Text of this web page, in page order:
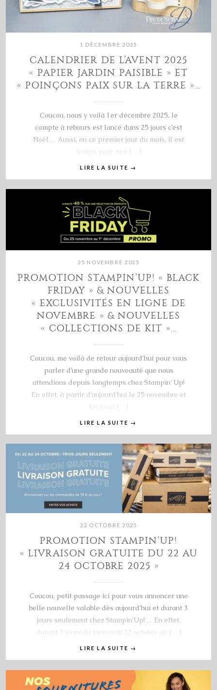
1 DÉCEMBRE 2025
CALENDRIER DE L’AVENT 2025
« PAPIER JARDIN PAISIBLE » ET
« POINÇONS PAIX SUR LA TERRE »…
Coucou, nous y voilà 1er décembre 2025, le
compte à rebours est lancé dans 25 jours c’est
Noël… Aussi, en ce premier jour du mois, il est
temps pour moi […]
LIRE LA SUITE →
25 NOVEMBRE 2025
PROMOTION STAMPIN’UP! « BLACK
FRIDAY » & NOUVELLES
« EXCLUSIVITÉS EN LIGNE DE
NOVEMBRE » & NOUVELLES
« COLLECTIONS DE KIT »…
Coucou, me voilà de retour aujourd’hui pour vous
parler d’une grande nouveauté que nous
attendions depuis longtemps chez Stampin’ Up!
En effet, à partir d’aujourd’hui le 25 novembre et
jusqu’au […]
LIRE LA SUITE →
22 OCTOBRE 2025
PROMOTION STAMPIN’UP!
« LIVRAISON GRATUITE DU 22 AU
24 OCTOBRE 2025 »
Coucou, petit passage ici pour vous annoncer une
belle nouvelle valable dès aujourd’hui et durant 3
jours seulement chez Stampin’Up!… En effet,
durant 3 jours du mercredi 22 octobre au […]
LIRE LA SUITE →